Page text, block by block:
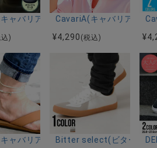
ャバリア)ボストン型カラーレンズサ
)
CavariA(キャバリア)UV
¥4,290 (税込)
¥
ャバリア)2連スターアンクレット/全
Bitter select(ビターセレ